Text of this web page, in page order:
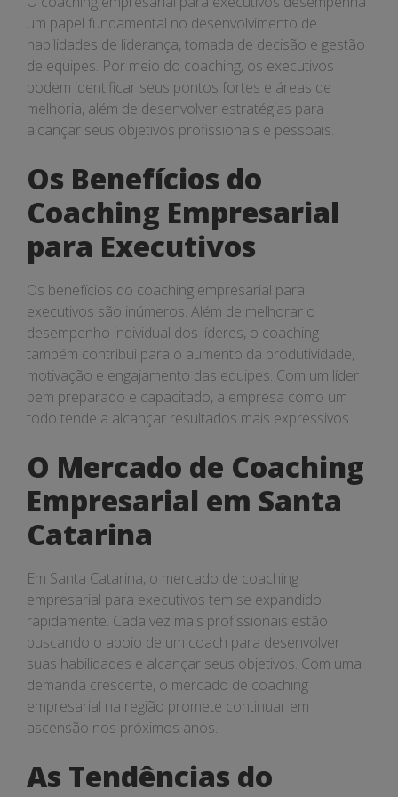
um papel fundamental no desenvolvimento de
habilidades de liderança, tomada de decisão e gestão
de equipes. Por meio do coaching, os executivos
podem identificar seus pontos fortes e áreas de
melhoria, além de desenvolver estratégias para
alcançar seus objetivos profissionais e pessoais.
Os Benefícios do
Coaching Empresarial
para Executivos
Os benefícios do coaching empresarial para
executivos são inúmeros. Além de melhorar o
desempenho individual dos líderes, o coaching
também contribui para o aumento da produtividade,
motivação e engajamento das equipes. Com um líder
bem preparado e capacitado, a empresa como um
todo tende a alcançar resultados mais expressivos.
O Mercado de Coaching
Empresarial em Santa
Catarina
Em Santa Catarina, o mercado de coaching
empresarial para executivos tem se expandido
rapidamente. Cada vez mais profissionais estão
buscando o apoio de um coach para desenvolver
suas habilidades e alcançar seus objetivos. Com uma
demanda crescente, o mercado de coaching
empresarial na região promete continuar em
ascensão nos próximos anos.
As Tendências do